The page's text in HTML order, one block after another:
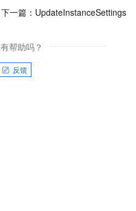
下一篇： UpdateInstanceSettings
帮助吗？
反馈